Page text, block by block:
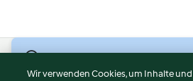
Wir verwenden Cookies, um Inhalte